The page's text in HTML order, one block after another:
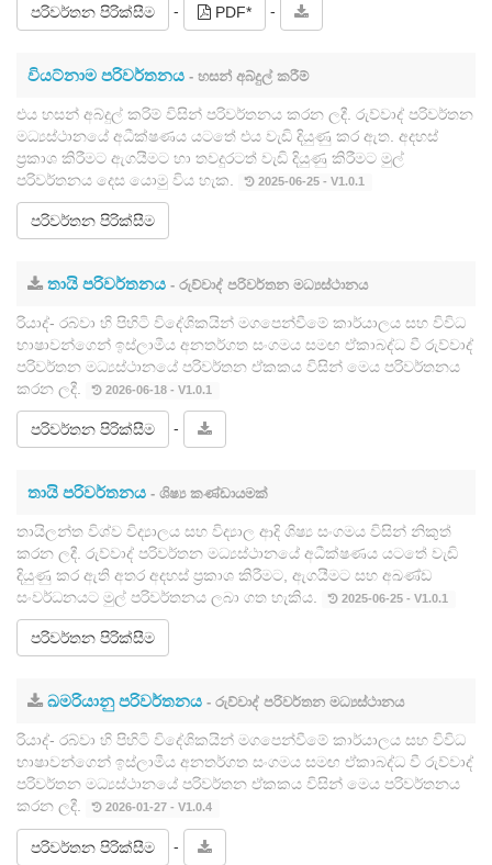
පරිවර්තන පිරික්සීම - PDF* -
වියට්නාම පරිවර්තනය - හසන් අබ්දුල් කරීම්
එය හසන් අබ්දුල් කරිම් විසින් පරිවර්තනය කරන ලදී. රුව්වාද් පරිවර්තන
මධ්‍යස්ථානයේ අධීක්ෂණය යටතේ එය වැඩි දියුණු කර ඇත. අදහස්
ප්‍රකාශ කිරීමට ඇගයීමට හා තවදුරටත් වැඩි දියුණු කිරීමට මුල්
පරිවර්තනය දෙස යොමු විය හැක.
2025-06-25 - V1.0.1
පරිවර්තන පිරික්සීම
තායි පරිවර්තනය - රුව්වාද් පරිවර්තන මධ්‍යස්ථානය
රියාද්- රබ්වා හි පිහිටි විදේශිකයින් මගපෙන්වීමේ කාර්යාලය සහ විවිධ
භාෂාවන්ගෙන් ඉස්ලාමීය අනතර්ගත සංගමය සමඟ ඒකාබද්ධ වී රුව්වාද්
පරිවර්තන මධ්‍යස්ථානයේ පරිවර්තන ඒකකය විසින් මෙය පරිවර්තනය
කරන ලදී.
2026-06-18 - V1.0.1
පරිවර්තන පිරික්සීම -
තායි පරිවර්තනය - ශිෂ්‍ය කණ්ඩායමක්
තායිලන්ත විශ්ව විද්‍යාලය සහ විද්‍යාල ආදි ශිෂ්‍ය සංගමය විසින් නිකුත්
කරන ලදී. රුව්වාද් පරිවර්තන මධ්‍යස්ථානයේ අධීක්ෂණය යටතේ වැඩි
දියුණු කර ඇති අතර අදහස් ප්‍රකාශ කිරීමට, ඇගයීමට සහ අඛණ්ඩ
සංවර්ධනයට මුල් පරිවර්තනය ලබා ගත හැකිය.
2025-06-25 - V1.0.1
පරිවර්තන පිරික්සීම
ඛමරියානු පරිවර්තනය - රුව්වාද් පරිවර්තන මධ්‍යස්ථානය
රියාද්- රබ්වා හි පිහිටි විදේශිකයින් මගපෙන්වීමේ කාර්යාලය සහ විවිධ
භාෂාවන්ගෙන් ඉස්ලාමීය අනතර්ගත සංගමය සමඟ ඒකාබද්ධ වී රුව්වාද්
පරිවර්තන මධ්‍යස්ථානයේ පරිවර්තන ඒකකය විසින් මෙය පරිවර්තනය
කරන ලදී.
2026-01-27 - V1.0.4
පරිවර්තන පිරික්සීම -